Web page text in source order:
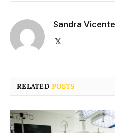
Sandra Vicente
RELATEDPOSTS